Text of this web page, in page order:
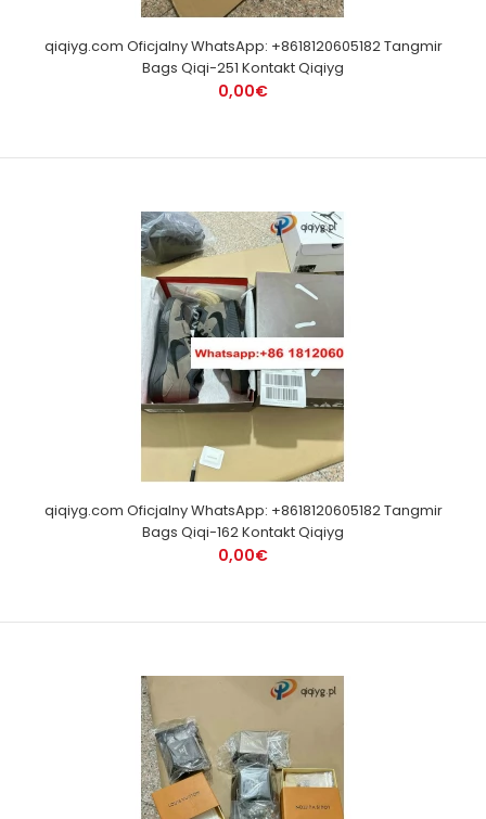
qiqiyg.com Oficjalny WhatsApp: +8618120605182 Tangmir
Bags Qiqi-251 Kontakt Qiqiyg
0,00€
qiqiyg.com Oficjalny WhatsApp: +8618120605182 Tangmir
Bags Qiqi-162 Kontakt Qiqiyg
0,00€